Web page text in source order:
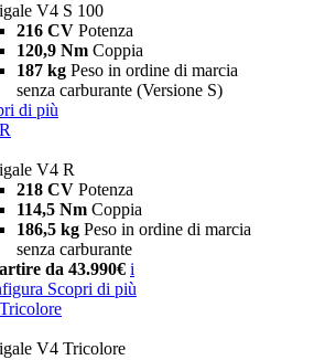
V4 S 100
216 CV Potenza
120,9 Nm Coppia
187 kg Peso in ordine di marcia
senza carburante (Versione S)
di più
V4 R
218 CV Potenza
114,5 Nm Coppia
186,5 kg Peso in ordine di marcia
senza carburante
da 43.990€ i
Scopri di più
V4 Tricolore